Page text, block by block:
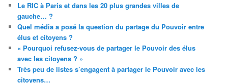
Le RIC à Paris et dans les 20 plus grandes villes de
gauche… ?
Quel média a posé la question du partage du Pouvoir entre
élus et citoyens ?
« Pourquoi refusez-vous de partager le Pouvoir des élus
avec les citoyens ? »
Très peu de listes s’engagent à partager le Pouvoir avec les
citoyens…